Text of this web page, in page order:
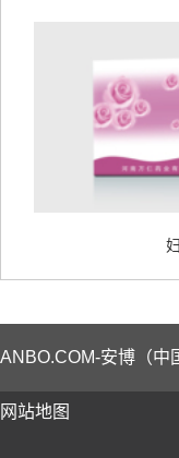
ANBO.COM-安博（中
网站地图